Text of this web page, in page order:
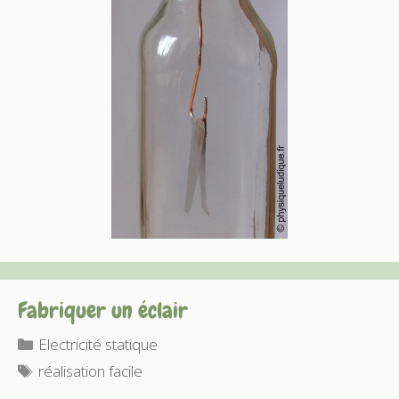
Fabriquer un éclair
Catégories
Electricité statique
Étiquettes
réalisation facile